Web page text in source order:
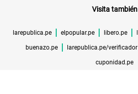
Visita también
larepublica.pe elpopular.pe libero.pe
buenazo.pe larepublica.pe/verificador
cuponidad.pe